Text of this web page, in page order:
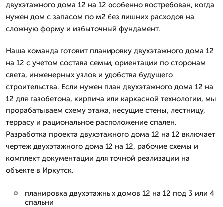
двухэтажного дома 12 на 12 особенно востребован, когда
нужен дом с запасом по м2 без лишних расходов на
сложную форму и избыточный фундамент.
Наша команда готовит планировку двухэтажного дома 12
на 12 с учетом состава семьи, ориентации по сторонам
света, инженерных узлов и удобства будущего
строительства. Если нужен план двухэтажного дома 12 на
12 для газобетона, кирпича или каркасной технологии, мы
прорабатываем схему этажа, несущие стены, лестницу,
террасу и рациональное расположение спален.
Разработка проекта двухэтажного дома 12 на 12 включает
чертеж двухэтажного дома 12 на 12, рабочие схемы и
комплект документации для точной реализации на
объекте в Иркутск.
планировка двухэтажных домов 12 на 12 под 3 или 4
спальни